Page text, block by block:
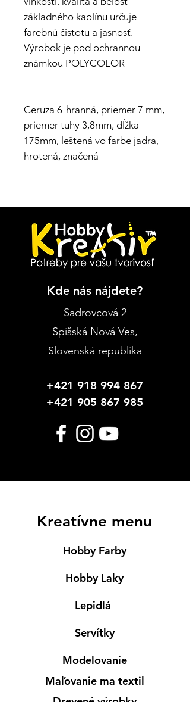
základného kaolínu určuje
farebnú čistotu a jasnosť.
Výrobok je pod ochrannou
známkou POLYCOLOR
Ceruza 6-hranná, priemer 7 mm,
priemer tuhy 3,8mm, dĺžka
175mm, leštená vo farbe jadra,
hrotená, značená
Kde nás nájdete?
Sadrovcová 2
Spišská Nová Ves,
Slovenská republika
+421 918 994 867
+421 905 867 985
Kreatívne menu
Hobby Farby
Hobby Laky
Lepidlá
Servítky
Modelovanie
Maľovanie ma textil